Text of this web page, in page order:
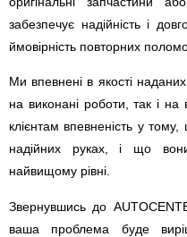
забезпечує надійність і
ймовірність повторних
Ми впевнені в якості
на виконані роботи, так і
клієнтам впевненість у
надійних руках, і що
найвищому рівні.
Звернувшись до
ваша проблема буде